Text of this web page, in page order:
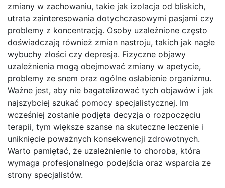
zmiany w zachowaniu, takie jak izolacja od bliskich,
utrata zainteresowania dotychczasowymi pasjami czy
problemy z koncentracją. Osoby uzależnione często
doświadczają również zmian nastroju, takich jak nagłe
wybuchy złości czy depresja. Fizyczne objawy
uzależnienia mogą obejmować zmiany w apetycie,
problemy ze snem oraz ogólne osłabienie organizmu.
Ważne jest, aby nie bagatelizować tych objawów i jak
najszybciej szukać pomocy specjalistycznej. Im
wcześniej zostanie podjęta decyzja o rozpoczęciu
terapii, tym większe szanse na skuteczne leczenie i
uniknięcie poważnych konsekwencji zdrowotnych.
Warto pamiętać, że uzależnienie to choroba, która
wymaga profesjonalnego podejścia oraz wsparcia ze
strony specjalistów.